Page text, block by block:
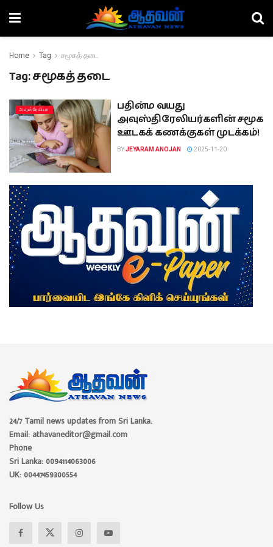
Home Tag சமூகத் தடை
Tag:சமூகத் தடை
அவுஸ்ரேலியா
பதின்ம வயது
அவுஸ்திரேலியர்களின் சமூக
ஊடகக் கணக்குகள் முடக்கம்!
BYJEYARAM ANOJAN 2025-11-20
24/7 Tamil news updates from Sri Lanka.
Email: athavaneditor@gmail.com
Phone
Sri Lanka: 0094114063006
UK: 00447459300554
Follow Us